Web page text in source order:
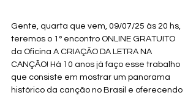
Gente, quarta que vem, 09/07/25 às 20 hs,
teremos o 1° encontro ONLINE GRATUITO
da Oficina A CRIAÇÃO DA LETRA NA
CANÇÃO! Há 10 anos já faço esse trabalho
que consiste em mostrar um panorama
histórico da canção no Brasil e oferecendo